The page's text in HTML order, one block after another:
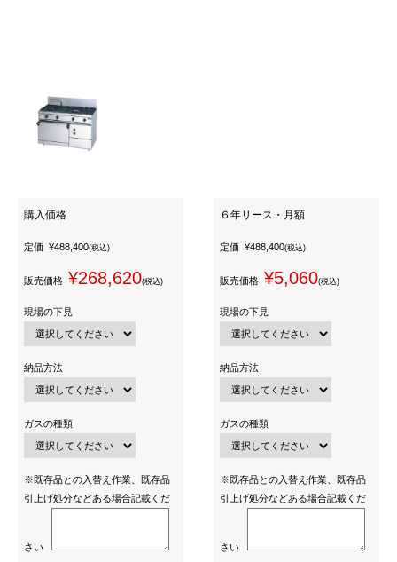
購入価格
定価 ¥488,400(税込)
販売価格 ¥268,620(税込)
現場の下見
納品方法
ガスの種類
※既存品との入替え作業、既存品
引上げ処分などある場合記載くだ
さい
６年リース・月額
定価 ¥488,400(税込)
販売価格 ¥5,060(税込)
現場の下見
納品方法
ガスの種類
※既存品との入替え作業、既存品
引上げ処分などある場合記載くだ
さい